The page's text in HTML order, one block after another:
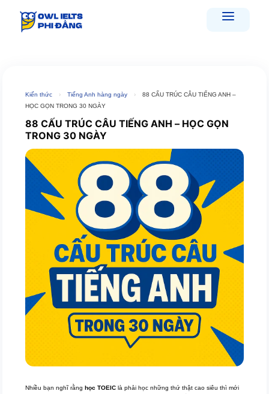
Kiến thức › Tiếng Anh hàng ngày ›
88 CẤU TRÚC CÂU TIẾNG ANH –
HỌC GỌN TRONG 30 NGÀY
88 CẤU TRÚC CÂU TIẾNG ANH – HỌC GỌN
TRONG 30 NGÀY
Nhiều bạn nghĩ rằnghọc TOEIC là phải học những thứ thật cao siêu thì mới